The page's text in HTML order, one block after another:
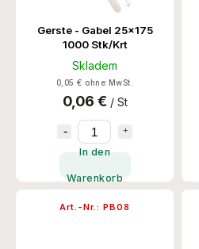
Gerste - Gabel 25x175
1000 Stk/Krt
Skladem
0,05 € ohne MwSt.
0,06 € / St
In den
Warenkorb
Art.-Nr.: PB08